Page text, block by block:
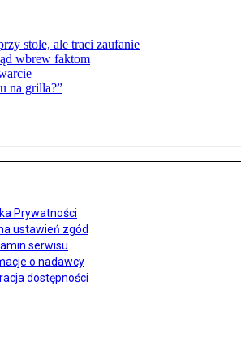
stole, ale traci zaufanie
wbrew faktom
na grilla?”
Prywatności
ustawień zgód
serwisu
o nadawcy
dostępności